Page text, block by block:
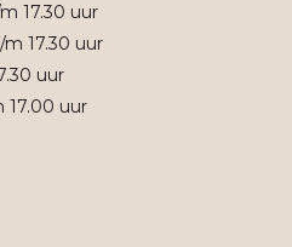
17.30 uur
17.30 uur
uur
17.00 uur